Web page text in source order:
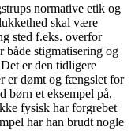
normative etik og
skal være
sted f.eks. overfor
både stigmatisering og
er den tidligere
er dømt og fængslet for
børn et eksempel på,
fysisk har forgrebet
har han brudt nogle